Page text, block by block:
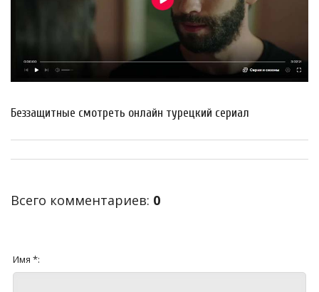
Беззащитные смотреть онлайн турецкий сериал
Всего комментариев: 0
Имя *: